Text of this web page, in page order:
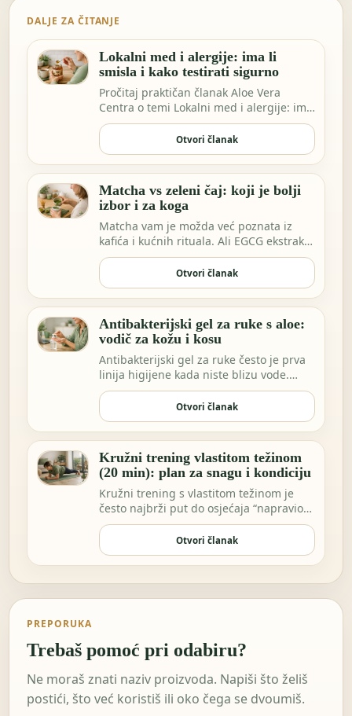
DALJE ZA ČITANJE
Lokalni med i alergije: ima li
smisla i kako testirati sigurno
Pročitaj praktičan članak Aloe Vera
Centra o temi Lokalni med i alergije: ima
li smisla…
Otvori članak
Matcha vs zeleni čaj: koji je bolji
izbor i za koga
Matcha vam je možda već poznata iz
kafića i kućnih rituala. Ali EGCG ekstrakt
sve češće…
Otvori članak
Antibakterijski gel za ruke s aloe:
vodič za kožu i kosu
Antibakterijski gel za ruke često je prva
linija higijene kada niste blizu vode.
Možda …
Otvori članak
Kružni trening vlastitom težinom
(20 min): plan za snagu i kondiciju
Kružni trening s vlastitom težinom je
često najbrži put do osjećaja “napravio
sam nešto…
Otvori članak
PREPORUKA
Trebaš pomoć pri odabiru?
Ne moraš znati naziv proizvoda. Napiši što želiš
postići, što već koristiš ili oko čega se dvoumiš.